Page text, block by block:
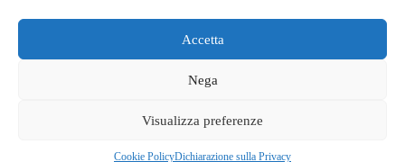
Accetta
Nega
Visualizza preferenze
Cookie PolicyDichiarazione sulla Privacy
Dichiarazione sulla Privacy